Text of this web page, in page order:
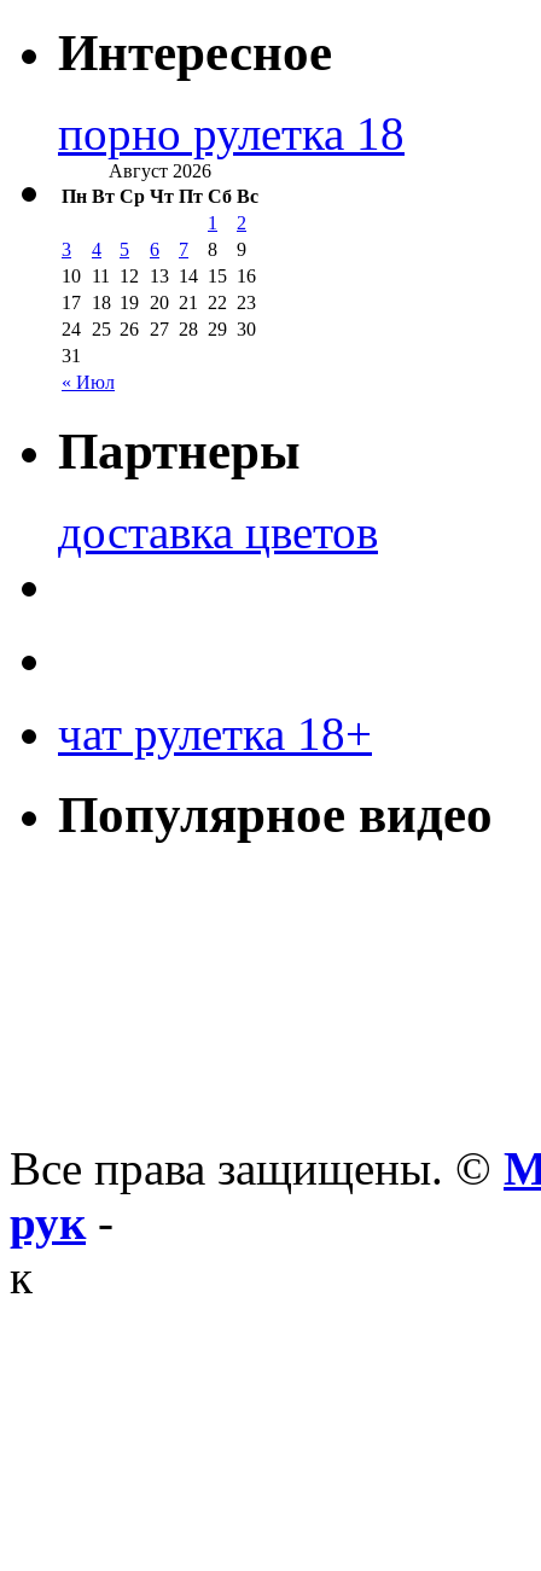
Интересное
порно рулетка 18
Август 2026
Пн Вт Ср Чт Пт Сб Вс
« Июл
1
2
3
4 5 6 7 8
9
10 11 12 13 14 15 16
17 18 19 20 21 22 23
24 25 26 27 28 29 30
31
Партнеры
доставка цветов
чат рулетка 18+
Популярное видео
Все права защищены. ©
рук-
к